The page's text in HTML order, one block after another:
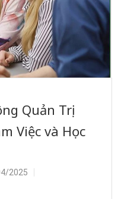
Quản Trị
Việc và Học
2025